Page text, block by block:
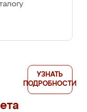
УЗНАТЬ
ПОДРОБНОСТИ